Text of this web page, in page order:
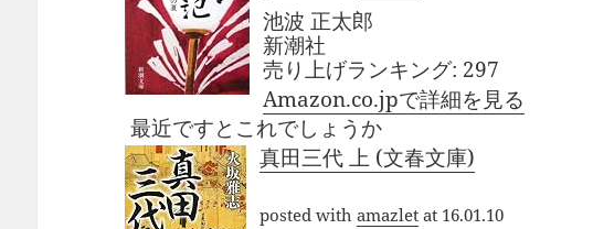
池波 正太郎
新潮社
売り上げランキング: 297
Amazon.co.jpで詳細を見る
最近ですとこれでしょうか
真田三代 上 (文春文庫)
posted withamazlet at 16.01.10